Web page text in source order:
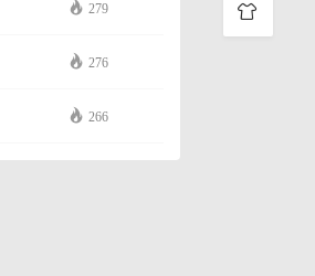
279
276
266